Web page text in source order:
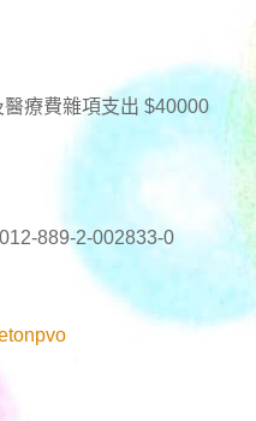
療費雜項支出 $40000
889-2-002833-0